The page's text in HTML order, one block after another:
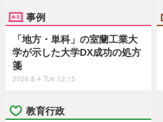
事例
「地方・単科」の室蘭工業大
学が示した大学DX成功の処方
箋
2026.8.4 Tue 12:15
教育行政